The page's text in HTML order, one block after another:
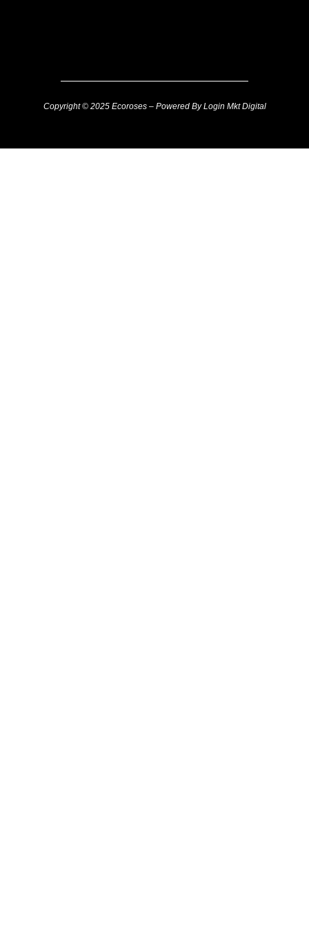
Copyright © 2025 Ecoroses – Powered By Login Mkt Digital